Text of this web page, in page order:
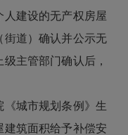
建设的无产权房屋
街道）确认并公示无
主管部门确认后，
城市规划条例》生
筑面积给予补偿安